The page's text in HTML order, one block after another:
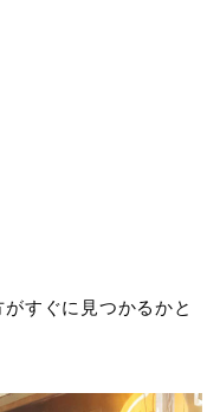
すぐに見つかるかと